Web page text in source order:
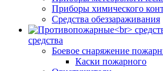
Приборы химического
Средства обеззараживания
средства
Боевое снаряжение
Каски пожарного